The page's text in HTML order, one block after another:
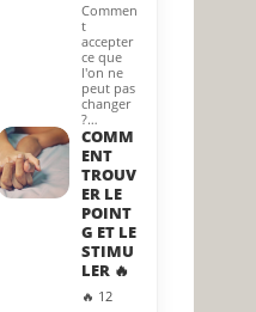
Commen
t
accepter
ce que
l'on ne
peut pas
changer
?…
COMM
ENT
TROUV
ER LE
POINT
G ET LE
STIMU
LER 🔥
🔥 12